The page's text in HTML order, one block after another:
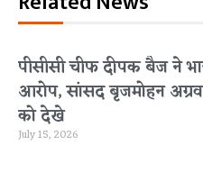
पीसीसी चीफ दीपक बैज ने
आरोप, सांसद बृजमोहन
को देखे
July 15, 2026